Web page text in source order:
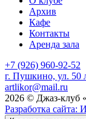
Архив
Кафе
Контакты
Аренда зала
+7 (926) 960-92-52
г. Пушкино, ул. 50
artlikor@mail.ru
2026 © Джаз-клуб
Разработка сайта: